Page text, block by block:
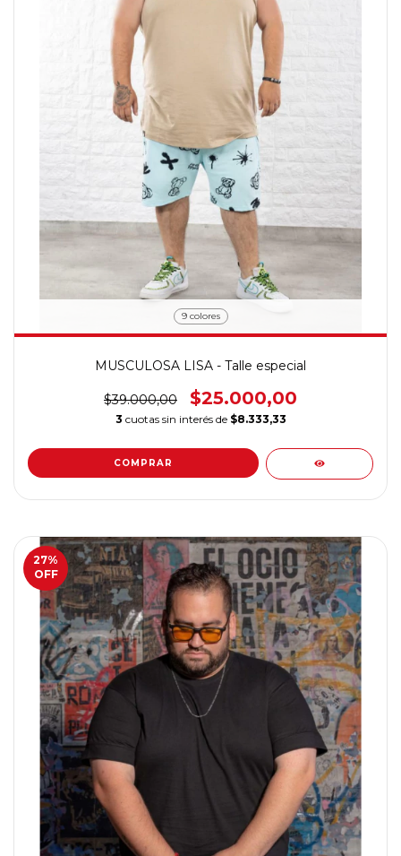
9 colores
MUSCULOSA LISA - Talle especial
$39.000,00 $25.000,00
3 cuotas sin interés de $8.333,33
COMPRAR
27%
OFF